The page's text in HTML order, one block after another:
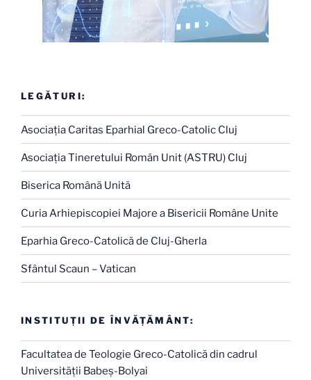
LEGĂTURI:
Asociaţia Caritas Eparhial Greco-Catolic Cluj
Asociaţia Tineretului Român Unit (ASTRU) Cluj
Biserica Română Unită
Curia Arhiepiscopiei Majore a Bisericii Române Unite
Eparhia Greco-Catolică de Cluj-Gherla
Sfântul Scaun – Vatican
INSTITUŢII DE ÎNVĂŢĂMÂNT:
Facultatea de Teologie Greco-Catolică din cadrul
Universităţii Babeş-Bolyai